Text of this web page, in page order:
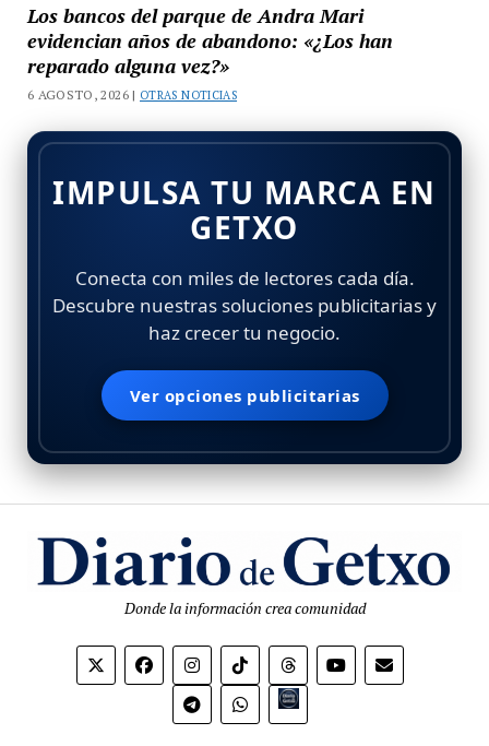
Los bancos del parque de Andra Mari
evidencian años de abandono: «¿Los han
reparado alguna vez?»
6 AGOSTO, 2026 | OTRAS NOTICIAS
IMPULSA TU MARCA EN
GETXO
Conecta con miles de lectores cada día.
Descubre nuestras soluciones publicitarias y
haz crecer tu negocio.
Ver opciones publicitarias
Donde la información crea comunidad
Bio.link